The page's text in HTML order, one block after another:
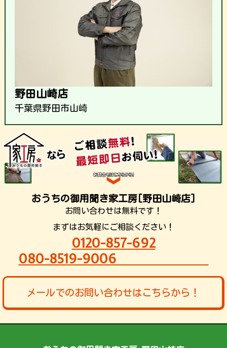
野田山崎店
千葉県野田市山崎
おうちの御用聞き家工房[野田山崎店]
お問い合わせは無料です！
まずはお気軽にご相談ください！
0120-857-692
080-8519-9006
メールでのお問い合わせはこちらから！